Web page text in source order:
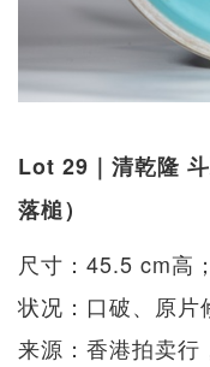
Lot 29｜清乾隆
落槌）
尺寸：45.5 cm高
状况：口破、原片
来源：香港拍卖